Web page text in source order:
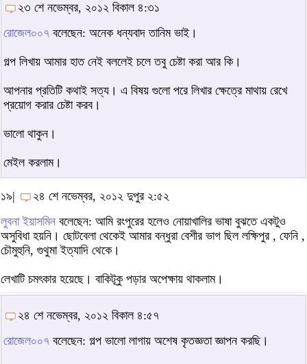
২৩ শে নভেম্বর, ২০১২ বিকাল ৪:৩১
রোজেল০০৭ বলেছেন: অনেক ধন্যবাদ তানিম ভাই।
গল্প লিখায় আমার হাত নেই বললেই চলে তবু চেষ্টা করা আর কি।
আপনার প্রতিটি কথাই সত্য। এ বিষয় গুলো পরে লিখার ক্ষেত্রে মাথায় রেখে
প্রয়োগ করার চেষ্টা করব।
ভালো থাকুন।
মেইল করলাম।
১৯|
২৪ শে নভেম্বর, ২০১২ দুপুর ২:৫২
লুবনা ইয়াসমিন বলেছেন: আমি রংপুরের হলেও নোয়াখালির ভাষা বুঝতে একটুও
অসুবিধা হয়নি। ছোটবেলা থেকেই আমার বন্ধুরা বেশীর ভাগ ছিল লক্ষিপুর , ফেনি ,
চৌমুহুনি, গুথুমা ইত্যাদি থেকে।
লেখাটি চমৎকার হয়েছে। বাকিটূকু পড়ার অপেক্ষায় থাকলাম।
২৪ শে নভেম্বর, ২০১২ বিকাল ৪:৫৭
রোজেল০০৭ বলেছেন: গল্প ভালো লাগায় অশেষ কৃতজ্ঞতা জ্ঞাপন করছি।